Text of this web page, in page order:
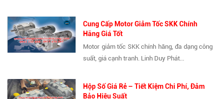
Cung Cấp Motor Giảm Tốc SKK Chính
Hãng Giá Tốt
Motor giảm tốc SKK chính hãng, đa dạng công
suất, giá cạnh tranh. Linh Duy Phát...
Hộp Số Giá Rẻ – Tiết Kiệm Chi Phí, Đảm
Bảo Hiệu Suất